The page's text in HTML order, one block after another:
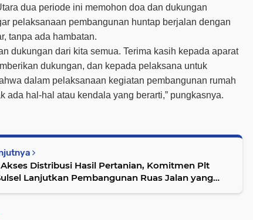
dua periode ini memohon doa dan dukungan
pelaksanaan pembangunan huntap berjalan dengan
tanpa ada hambatan.
dukungan dari kita semua. Terima kasih kepada aparat
dukungan, dan kepada pelaksana untuk
dalam pelaksanaan kegiatan pembangunan rumah
ada hal-hal atau kendala yang berarti,” pungkasnya.
Distribusi Hasil Pertanian, Komitmen Plt
Lanjutkan Pembangunan Ruas Jalan yang